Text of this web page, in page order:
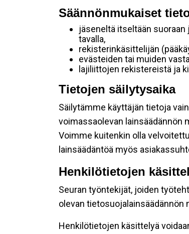
Säännönmukaiset
jäseneltä itseltään
tavalla,
rekisterinkäsittelijän
evästeiden tai muiden
lajiliittojen rekistereistä ja
Tietojen säilytysaika
Säilytämme käyttäjän tietoja
voimassaolevan lainsäädännön
Voimme kuitenkin olla
lainsäädäntöä myös
Henkilötietojen
Seuran työntekijät, joiden
olevan
Henkilötietojen käsittelyä